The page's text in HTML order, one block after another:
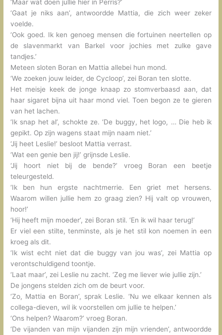
‘Maar wat doen jullie hier in Perris?’
‘Gaat je niks aan’, antwoordde Mattia, die zich weer zeker
voelde.
‘Ook goed. Ik ken genoeg mensen die fortuinen neertellen op
de slavenmarkt van Barkel voor jochies met zulke gave
tandjes.’
Meteen sloten Boran en Mattia allebei hun mond.
‘We zoeken jouw leider, de Cycloop’, zei Boran ten slotte.
Het meisje keek de jonge knaap zo stomverbaasd aan, dat
haar sigaret bijna uit haar mond viel. Toen begon ze te gieren
van het lachen.
‘Ik snap het al’, schokte ze. ‘De buggy, het logo, … Die heb ik
gepikt. Op zijn wagens staat mijn naam niet.’
‘Jij heet Leslie!’ besloot Mattia verrast.
‘Wat een genie ben jij!’ grijnsde Leslie.
‘Jij hoort niet bij de bende?’ vroeg Boran een beetje
teleurgesteld.
‘Ik ben hun ergste nachtmerrie. Een griet met hersens.
Waarom willen jullie hem zo graag zien? Hij valt op vrouwen,
hoor!’
‘Hij heeft mijn moeder’, zei Boran stil. ‘En ik wil haar terug!’
Er viel een stilte, tenminste, als je het stil kon noemen in een
kroeg als dit.
‘Ik wist echt niet dat die buggy van jou was’, zei Mattia op
verontschuldigend toontje.
‘Laat maar’, zei Leslie nu zacht. ‘Zeg me liever wie jullie zijn.’
De jongens stelden zich om de beurt voor.
‘Zo, Mattia en Boran’, sprak Leslie. ‘Nu we elkaar kennen als
collega-dieven, wil ik voorstellen om jullie te helpen.’
‘Ons helpen? Waarom?’ vroeg Boran.
‘De vijanden van mijn vijanden zijn mijn vrienden’, antwoordde